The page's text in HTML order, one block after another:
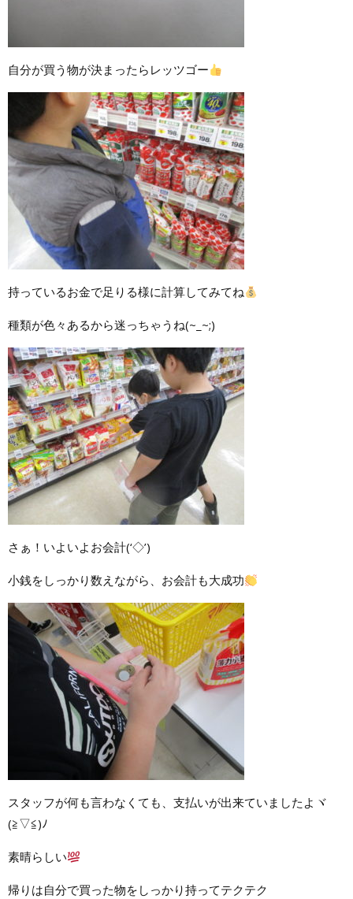
自分が買う物が決まったらレッツゴー
持っているお金で足りる様に計算してみてね
種類が色々あるから迷っちゃうね(~_~;)
さぁ！いよいよお会計(‘◇’)ゞ
小銭をしっかり数えながら、お会計も大成功
スタッフが何も言わなくても、支払いが出来ていましたよヾ
(≧▽≦)ﾉ
素晴らしい
帰りは自分で買った物をしっかり持ってテクテク